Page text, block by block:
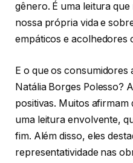
gênero. É uma leitura
nossa própria vida e
empáticos e acolhedores
E o que os consumidores
Natália Borges Polesso?
positivas. Muitos
uma leitura envolvente,
fim. Além disso, eles
representatividade nas